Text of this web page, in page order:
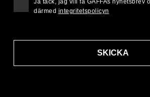
SKICKA
därmed integritetspolicyn